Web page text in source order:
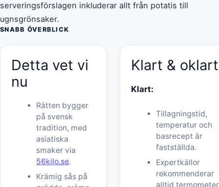
serveringsförslagen inkluderar allt från potatis till
ugnsgrönsaker.
SNABB ÖVERBLICK
Detta vet vi
nu
Rätten bygger
på svensk
tradition, med
asiatiska
smaker via
56kilo.se.
Krämig sås på
Klart & oklart
Klart:
Tillagningstid,
temperatur och
basrecept är
fastställda.
Expertkällor
rekommenderar
alltid